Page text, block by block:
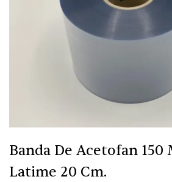
Banda De Acetofan 150
Latime 20 Cm.